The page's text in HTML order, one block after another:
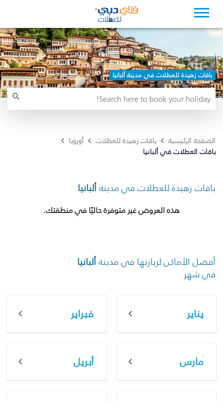
باقات زهيدة للعطلات في مدينة ألبانيا
الصفحة الرئيسية باقات زهيدة للعطلات
أوروبا
باقات العطلات في ألبانيا
باقات زهيدة للعطلات في مدينةألبانيا
هذه العروض غير متوفرة حاليًا في منطقتك.
أفضل الأماكن لزيارتها في مدينةألبانيا
في شهر
يناير فبراير
مارس أبريل